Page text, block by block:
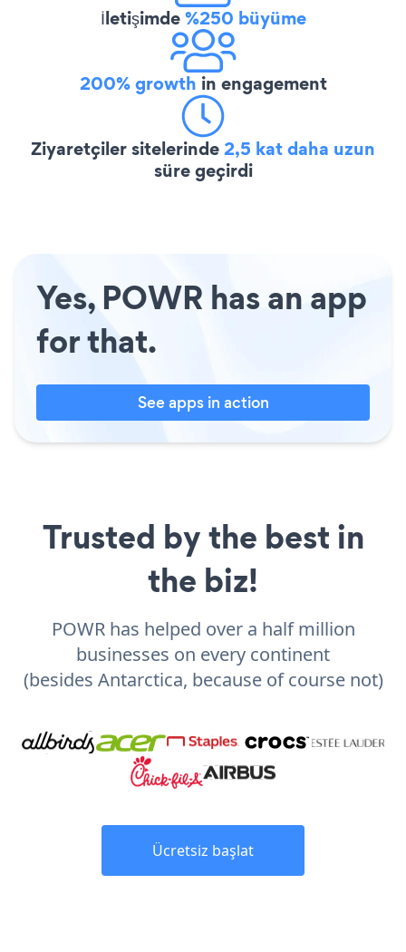
İletişimde%250 büyüme
200% growth in engagement
Ziyaretçiler sitelerinde2,5 kat daha uzun
süre geçirdi
Yes, POWR has an app
for that.
See apps in action
Trusted by the best in
the biz!
POWR has helped over a half million
businesses on every continent
(besides Antarctica, because of course not)
Ücretsiz başlat